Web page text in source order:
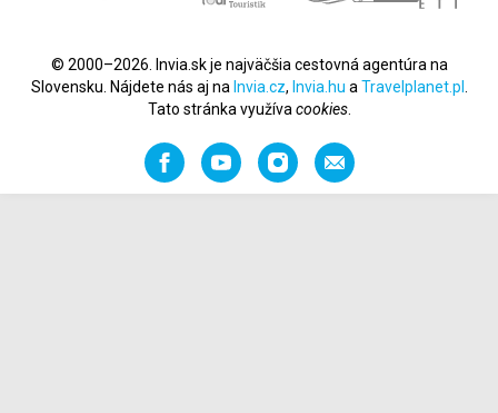
© 2000–2026. Invia.sk je najväčšia cestovná agentúra na
Slovensku. Nájdete nás aj na Invia.cz, Invia.hu a Travelplanet.pl
Tato stránka využíva cookies.
FacebookYouTubeInstagramOdporučiť